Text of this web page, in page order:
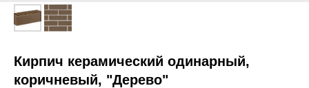
Кирпич керамический одинарный,
коричневый, "Дерево"